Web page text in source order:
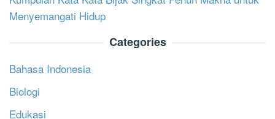
Menyemangati Hidup
Categories
Bahasa Indonesia
Biologi
Edukasi